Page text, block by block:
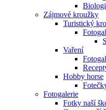
Zájmové kroužky
Turistický
Vaření
Hobby horse
Fotogalerie
Fotky naší